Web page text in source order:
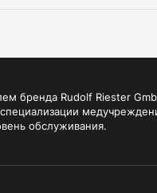
бренда Rudolf Riester
обслуживания.